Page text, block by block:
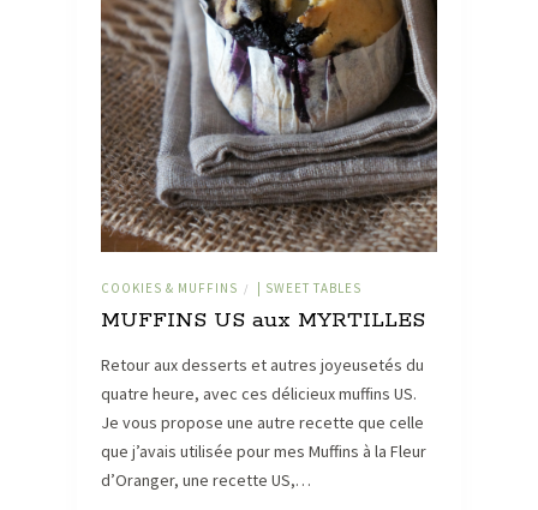
COOKIES & MUFFINS / | SWEET TABLES
MUFFINS US aux MYRTILLES
Retour aux desserts et autres joyeusetés du
quatre heure, avec ces délicieux muffins US.
Je vous propose une autre recette que celle
que j’avais utilisée pour mes Muffins à la Fleur
d’Oranger, une recette US,…